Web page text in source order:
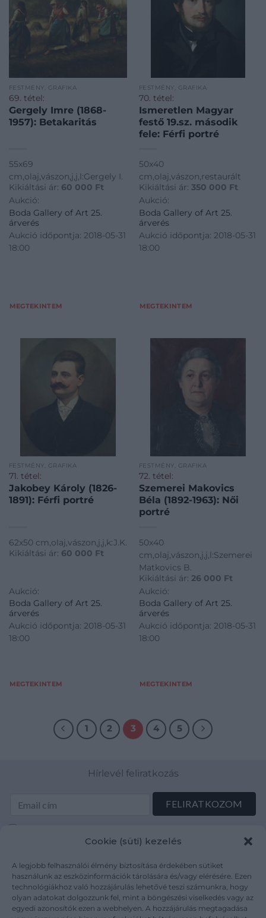
Cookie (süti) kezelés
A legjobb felhasználói élmény biztosítása érdekében sütiket
használunk az eszközinformációk tárolására és/vagy elérésére. Ezen
technológiákhoz való hozzájárulás lehetővé teszi számunkra, hogy
olyan adatokat dolgozzunk fel, mint a böngészési viselkedés vagy az
egyedi azonosítók ezen a webhelyen. A hozzájárulás megtagadása
FESTMÉNY, GRAFIKA
69. tétel:
Gergely Imre (1868-
1957): Betakaritás
55x69
cm,olaj,vászon,j,j,l:Gergely I.
Kikiáltási ár: 60 000 Ft
Aukció:
Boda Gallery of Art 25.
árverés
Aukció időpontja: 2018-05-31
18:00
MEGTEKINTEM
FESTMÉNY, GRAFIKA
70. tétel:
Ismeretlen Magyar
festő 19.sz. második
fele: Férfi portré
50x40
cm,olaj,vászon,restaurált
Kikiáltási ár: 350 000 Ft
Aukció:
Boda Gallery of Art 25.
árverés
Aukció időpontja: 2018-05-31
18:00
MEGTEKINTEM
FESTMÉNY, GRAFIKA
71. tétel:
Jakobey Károly (1826-
1891): Férfi portré
62x50 cm,olaj,vászon,j,j,k:J.K.
Kikiáltási ár: 60 000 Ft
Aukció:
Boda Gallery of Art 25.
árverés
Aukció időpontja: 2018-05-31
18:00
MEGTEKINTEM
FESTMÉNY, GRAFIKA
72. tétel:
Szemerei Makovics
Béla (1892-1963): Női
portré
50x40
cm,olaj,vászon,j,j,l:Szemerei
Matkovics B.
Kikiáltási ár: 26 000 Ft
Aukció:
Boda Gallery of Art 25.
árverés
Aukció időpontja: 2018-05-31
18:00
MEGTEKINTEM
1 2 3 4 5
Hírlevél feliratkozás
mutargy.com/adatkezelesi-tajekoztato/
Rólunk
Médiaajánlat
Karrier
Áraink
ÁSZF
Adatvédelem